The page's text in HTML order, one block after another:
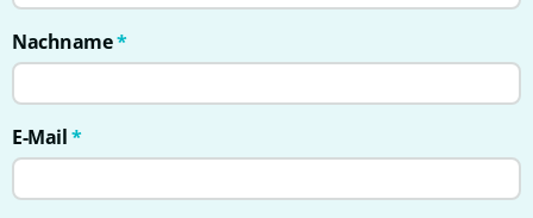
Nachname*
E-Mail*